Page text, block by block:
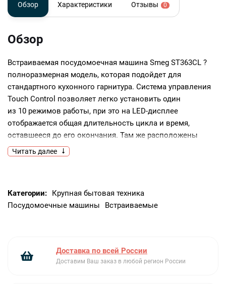
Обзор Характеристики Отзывы 0
Обзор
Встраиваемая посудомоечная машина Smeg ST363CL ?
полноразмерная модель, которая подойдет для
стандартного кухонного гарнитура. Система управления
Touch Control позволяет легко установить один
из 10 режимов работы, при это на LED-дисплее
отображается общая длительность цикла и время,
оставшееся до его окончания. Там же расположены
датчики отсутствия ополаскивателя и соли.Модель
рассчитана на 13 комплектов посуды. Внутренняя камера
и загрузку. Благодаря трехуровневой регулировки
по высоте в машине можно мыть посуду любых
ножи, вилки и ложки, но и чашки, блюдца, небольшие
Читать далее
Категории:
Крупная бытовая техника
Посудомоечные машины
Встраиваемые
Доставка по всей России
Доставим Ваш заказ в любой регион России